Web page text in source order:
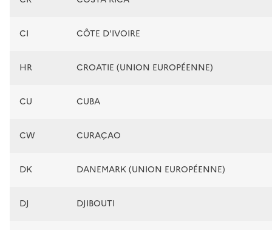
CI CÔTE D'IVOIRE
HR CROATIE (UNION EUROPÉENNE)
CU CUBA
CW CURAÇAO
DK DANEMARK (UNION EUROPÉENNE)
DJ DJIBOUTI